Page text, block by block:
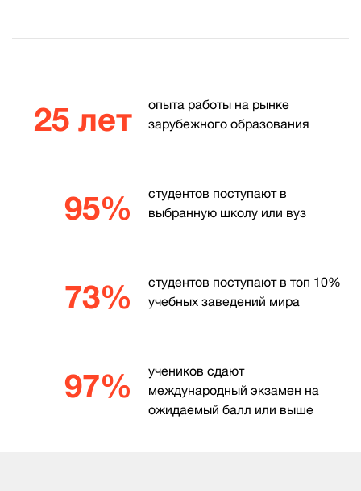
25 лет
опыта работы на рынке
зарубежного образования
95%
студентов поступают в
выбранную школу или вуз
73%
студентов поступают в топ 10%
учебных заведений мира
97%
учеников сдают
международный экзамен на
ожидаемый балл или выше